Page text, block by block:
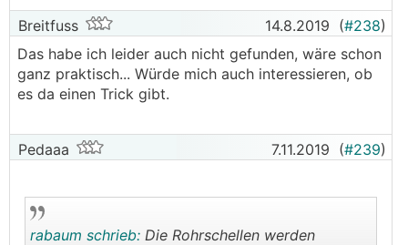
Breitfuss 14.8.2019 (#238)
Das habe ich leider auch nicht gefunden, wäre schon
ganz praktisch... Würde mich auch interessieren, ob
es da einen Trick gibt.
Pedaaa 7.11.2019 (#239)
rabaum schrieb: Die Rohrschellen werden